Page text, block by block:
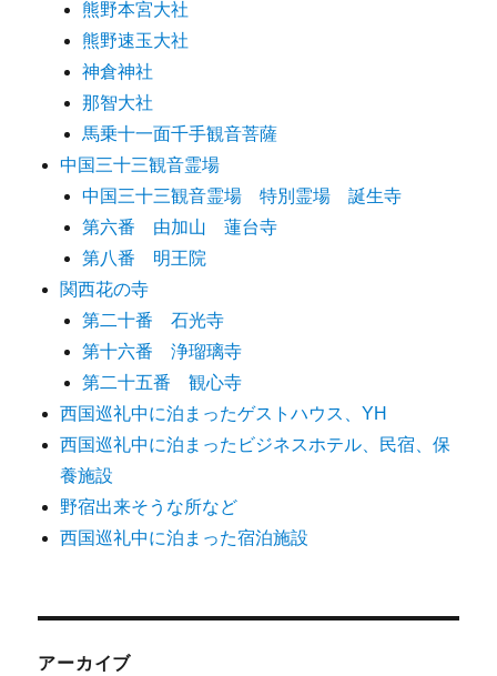
熊野本宮大社
熊野速玉大社
神倉神社
那智大社
馬乗十一面千手観音菩薩
中国三十三観音霊場
中国三十三観音霊場 特別霊場 誕生寺
第六番 由加山 蓮台寺
第八番 明王院
関西花の寺
第二十番 石光寺
第十六番 浄瑠璃寺
第二十五番 観心寺
西国巡礼中に泊まったゲストハウス、YH
西国巡礼中に泊まったビジネスホテル、民宿、保
養施設
野宿出来そうな所など
西国巡礼中に泊まった宿泊施設
アーカイブ